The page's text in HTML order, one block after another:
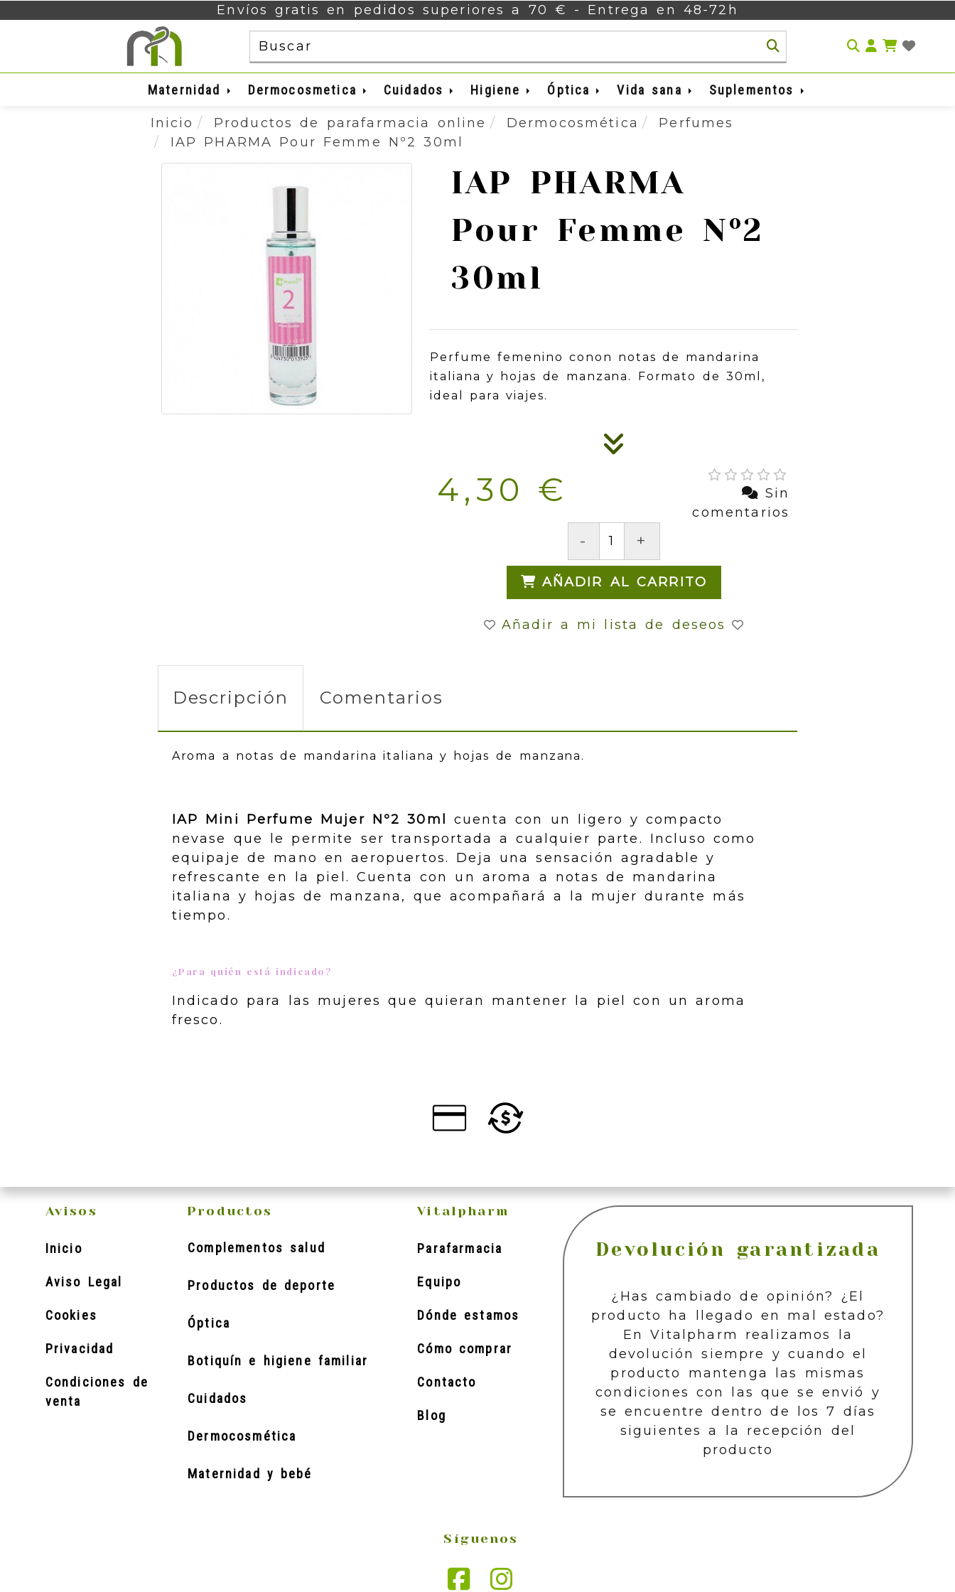
Envíos gratis en pedidos superiores a 70 € - Entrega en 48-72h
Maternidad Dermocosmetica Cuidados Higiene Óptica Vida sana Suplementos
Inicio Productos de parafarmacia online Dermocosmética
Perfumes
IAP PHARMA Pour Femme Nº2 30ml
IAP PHARMA
Pour Femme Nº2
30ml
Perfume femenino conon notas de mandarina
italiana y hojas de manzana. Formato de 30ml,
ideal para viajes.
4,30 €
Sin
comentarios
- +
AÑADIR AL CARRITO
Añadir a mi lista de deseos
Descripción Comentarios
Aroma a notas de mandarina italiana y hojas de manzana.
IAP Mini Perfume Mujer Nº2 30ml cuenta con un ligero y compacto
nevase que le permite ser transportada a cualquier parte. Incluso como
equipaje de mano en aeropuertos. Deja una sensación agradable y
refrescante en la piel. Cuenta con un aroma a notas de mandarina
italiana y hojas de manzana, que acompañará a la mujer durante más
tiempo.
¿Para quién está indicado?
Indicado para las mujeres que quieran mantener la piel con un aroma
fresco.
Avisos
Inicio
Aviso Legal
Cookies
Privacidad
Condiciones de
venta
Productos
Complementos salud
Productos de deporte
Óptica
Botiquín e higiene familiar
Cuidados
Dermocosmética
Maternidad y bebé
Vitalpharm
Parafarmacia
Equipo
Dónde estamos
Cómo comprar
Contacto
Blog
Devolución garantizada
¿Has cambiado de opinión? ¿El
producto ha llegado en mal estado?
En Vitalpharm realizamos la
devolución siempre y cuando el
producto mantenga las mismas
condiciones con las que se envió y
se encuentre dentro de los 7 días
siguientes a la recepción del
producto
Síguenos